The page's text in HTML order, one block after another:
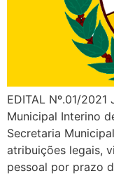
EDITAL Nº.01/2021
Municipal Interino
Secretaria
atribuições legais,
pessoal por prazo